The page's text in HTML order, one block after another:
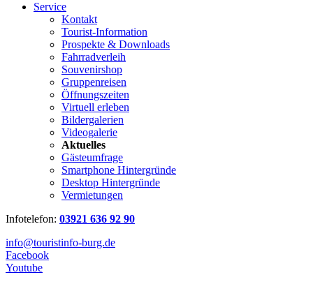
Service
Kontakt
Tourist-Information
Prospekte & Downloads
Fahrradverleih
Souvenirshop
Gruppenreisen
Öffnungszeiten
Virtuell erleben
Bildergalerien
Videogalerie
Aktuelles
Gästeumfrage
Smartphone Hintergründe
Desktop Hintergründe
Vermietungen
Infotelefon: 03921 636 92 90
info@touristinfo-burg.de
Facebook
Youtube